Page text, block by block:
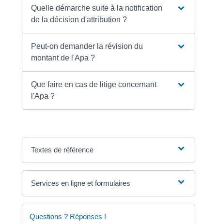
Quelle démarche suite à la notification
de la décision d'attribution ?
Peut-on demander la révision du
montant de l'Apa ?
Que faire en cas de litige concernant
l'Apa ?
Textes de référence
Services en ligne et formulaires
Questions ? Réponses !